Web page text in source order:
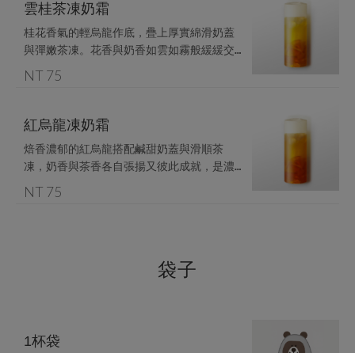
雲桂茶凍奶霜
桂花香氣的輕烏龍作底，疊上厚實綿滑奶蓋
與彈嫩茶凍。花香與奶香如雲如霧般緩緩交
NT 75
紅烏龍凍奶霜
焙香濃郁的紅烏龍搭配鹹甜奶蓋與滑順茶
凍，奶香與茶香各自張揚又彼此成就，是濃
NT 75
袋子
1杯袋